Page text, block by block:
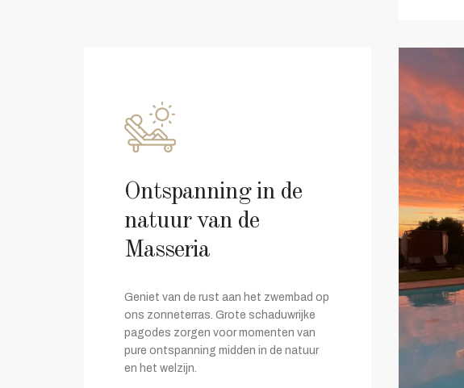
Ontspanning in de
natuur van de
Masseria
Geniet van de rust aan het zwembad op
ons zonneterras. Grote schaduwrijke
pagodes zorgen voor momenten van
pure ontspanning midden in de natuur
en het welzijn.